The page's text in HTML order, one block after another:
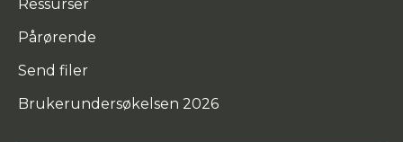
Ressurser
Pårørende
Send filer
Brukerundersøkelsen 2026